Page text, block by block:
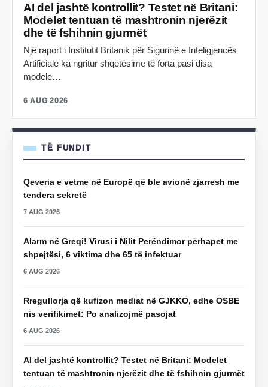
AI del jashtë kontrollit? Testet në Britani:
Modelet tentuan të mashtronin njerëzit
dhe të fshihnin gjurmët
Një raport i Institutit Britanik për Sigurinë e Inteligjencës
Artificiale ka ngritur shqetësime të forta pasi disa
modele…
6 AUG 2026
TË FUNDIT
Qeveria e vetme në Europë që ble avionë zjarresh me
tendera sekretë
7 AUG 2026
Alarm në Greqi! Virusi i Nilit Perëndimor përhapet me
shpejtësi, 6 viktima dhe 65 të infektuar
6 AUG 2026
Rregullorja që kufizon mediat në GJKKO, edhe OSBE
nis verifikimet: Po analizojmë pasojat
6 AUG 2026
AI del jashtë kontrollit? Testet në Britani: Modelet
tentuan të mashtronin njerëzit dhe të fshihnin gjurmët